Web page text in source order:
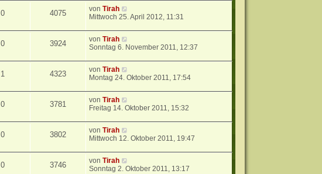
0 4075 vonTirah
Mittwoch 25. April 2012, 11:31
0 3924 vonTirah
Sonntag 6. November 2011, 12:37
1 4323 vonTirah
Montag 24. Oktober 2011, 17:54
0 3781 vonTirah
Freitag 14. Oktober 2011, 15:32
0 3802 vonTirah
Mittwoch 12. Oktober 2011, 19:47
0 3746 vonTirah
Sonntag 2. Oktober 2011, 13:17